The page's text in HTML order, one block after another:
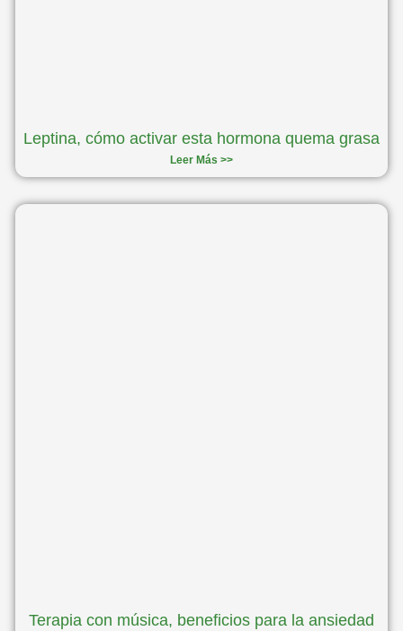
Leptina, cómo activar esta hormona quema grasa
Leer Más >>
Terapia con música, beneficios para la ansiedad